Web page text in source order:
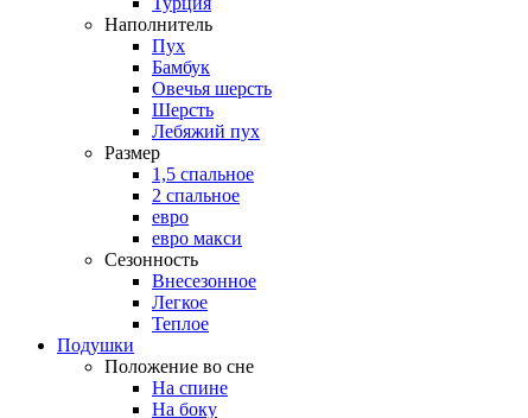
Наполнитель
Пух
Бамбук
Овечья шерсть
Шерсть
Лебяжий пух
Размер
1,5 спальное
2 спальное
евро
евро макси
Сезонность
Внесезонное
Легкое
Теплое
Подушки
Положение во сне
На спине
На боку